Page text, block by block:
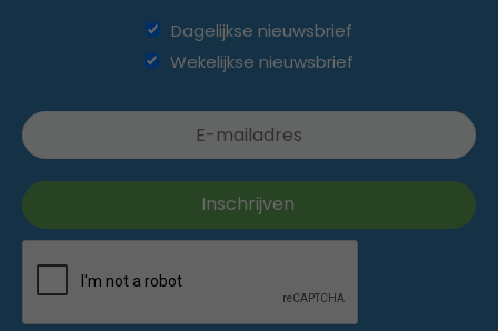
Dagelijkse nieuwsbrief
Wekelijkse nieuwsbrief